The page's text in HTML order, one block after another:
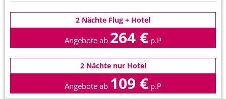
2 Nächte Flug + Hotel
Angebote ab 264 € p.P
2 Nächte nur Hotel
Angebote ab 109 € p.P